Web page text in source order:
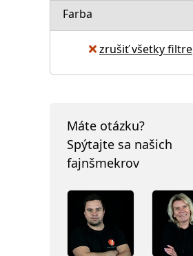
Farba
zrušiť všetky filtre
Máte otázku?
Spýtajte sa našich
fajnšmekrov